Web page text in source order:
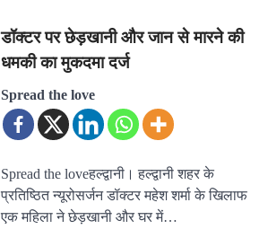
डॉक्टर पर छेड़खानी और जान से मारने की
धमकी का मुकदमा दर्ज
Spread the love
Spread the loveहल्द्वानी। हल्द्वानी शहर के
प्रतिष्ठित न्यूरोसर्जन डॉक्टर महेश शर्मा के खिलाफ
एक महिला ने छेड़खानी और घर में…